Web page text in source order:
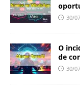
30/
O
de
30/